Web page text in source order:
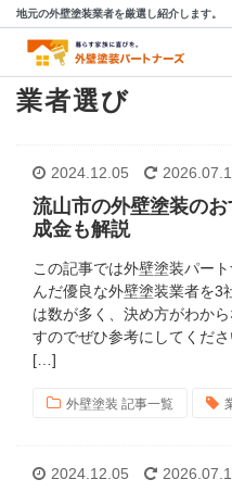
地元の外壁塗装業者を厳選し紹介します。
業者選び
2024.12.05
流山市の外壁塗装の
成金も解説
この記事では外壁塗装パー
んだ優良な外壁塗装業者を3
は数が多く、決め方がわか
すのでぜひ参考にしてくだ
[…]
外壁塗装 記事一覧
2024.12.05